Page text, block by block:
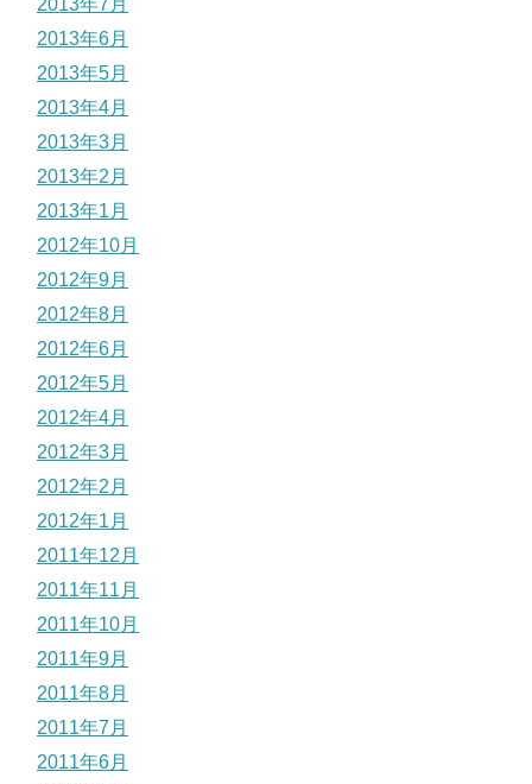
2013年6月
2013年5月
2013年4月
2013年3月
2013年2月
2013年1月
2012年10月
2012年9月
2012年8月
2012年6月
2012年5月
2012年4月
2012年3月
2012年2月
2012年1月
2011年12月
2011年11月
2011年10月
2011年9月
2011年8月
2011年7月
2011年6月